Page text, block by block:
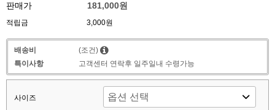
판매가
181,000원
적립금 3,000원
배송비
(조건)
특이사항
고객센터 연락후 일주일내 수령가능
사이즈